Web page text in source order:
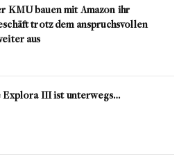
KMU bauen mit Amazon ihr
trotz dem anspruchsvollen
aus
Explora III ist unterwegs…